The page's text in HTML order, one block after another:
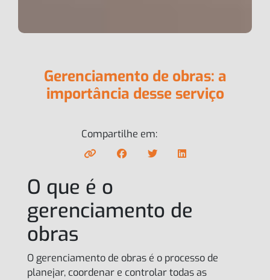
Gerenciamento de obras: a
importância desse serviço
Compartilhe em:
O que é o
gerenciamento de
obras
O gerenciamento de obras é o processo de
planejar, coordenar e controlar todas as